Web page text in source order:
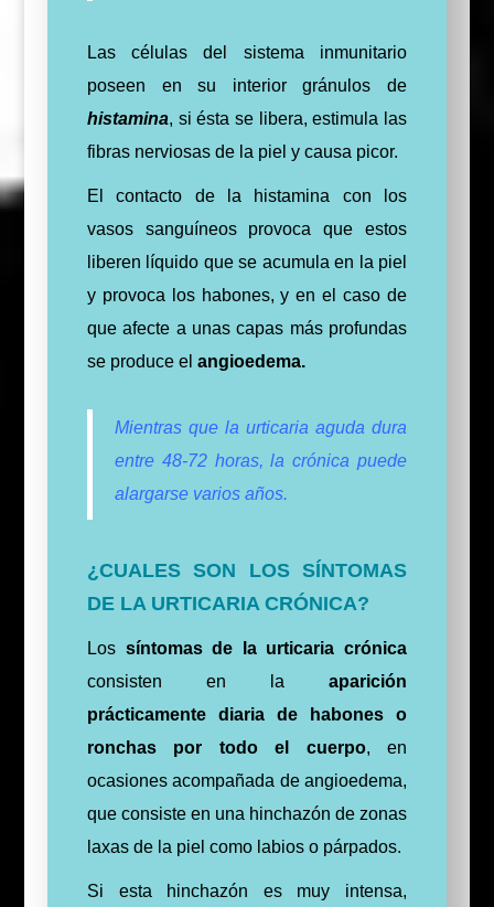
Las células del sistema inmunitario
poseen en su interior gránulos de
histamina, si ésta se libera, estimula las
fibras nerviosas de la piel y causa picor.
El contacto de la histamina con los
vasos sanguíneos provoca que estos
liberen líquido que se acumula en la piel
y provoca los habones, y en el caso de
que afecte a unas capas más profundas
se produce el angioedema.
Mientras que la urticaria aguda dura
entre 48-72 horas, la crónica puede
alargarse varios años.
¿CUALES SON LOS SÍNTOMAS
DE LA URTICARIA CRÓNICA?
Los síntomas de la urticaria crónica
consisten en laaparición
prácticamente diaria de habones o
ronchas por todo el cuerpo, en
ocasiones acompañada de angioedema,
que consiste en una hinchazón de zonas
laxas de la piel como labios o párpados.
Si esta hinchazón es muy intensa,